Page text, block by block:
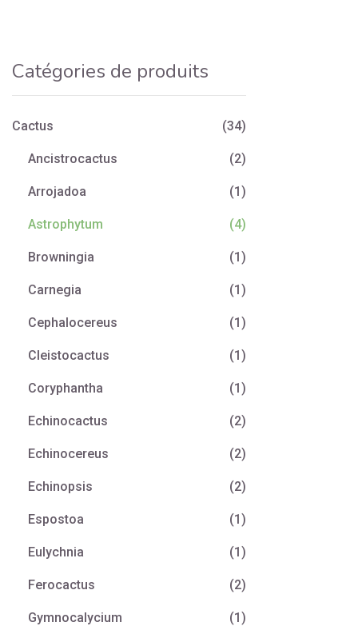
Catégories de produits
Cactus (34)
Ancistrocactus (2)
Arrojadoa (1)
Astrophytum (4)
Browningia (1)
Carnegia (1)
Cephalocereus (1)
Cleistocactus (1)
Coryphantha (1)
Echinocactus (2)
Echinocereus (2)
Echinopsis (2)
Espostoa (1)
Eulychnia (1)
Ferocactus (2)
Gymnocalycium (1)